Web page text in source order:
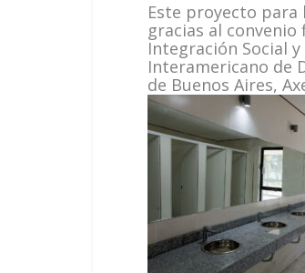
Este proyecto para
gracias al
Integración Social
Interamericano de
de Buenos Aires,